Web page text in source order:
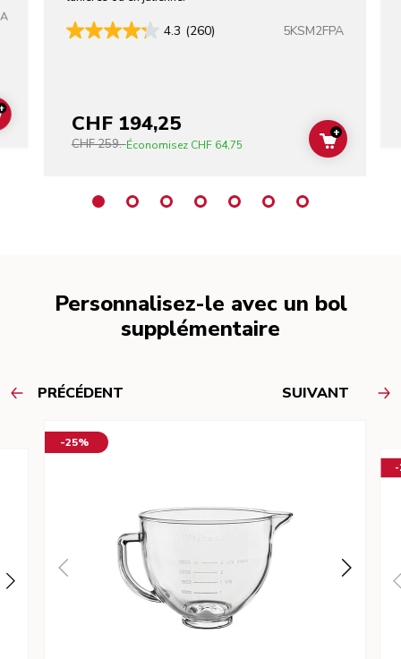
ADD TO CART
4.3 (260) 5KSM2FPA
CHF 194,25
CHF 259.-Économisez CHF 64,75 ADD TO
+
Personnalisez-le avec un bol
supplémentaire
PRÉCÉDENT SUIVANT
-25%
-